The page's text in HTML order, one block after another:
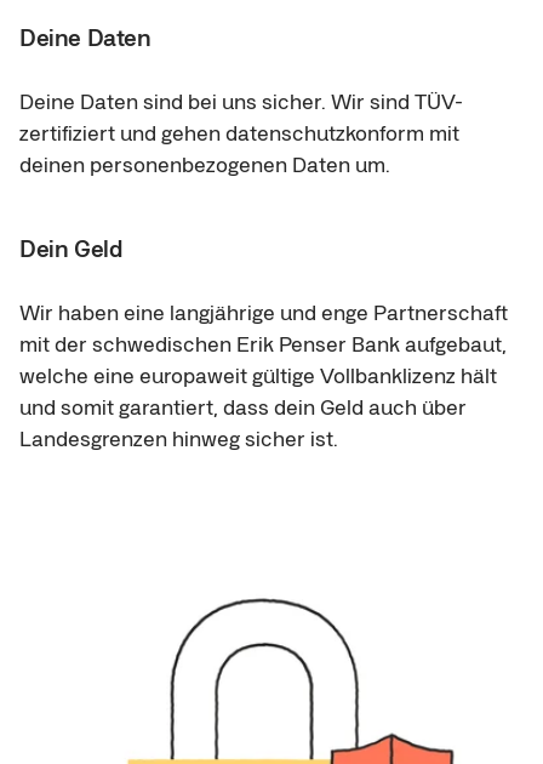
Deine Daten
Deine Daten sind bei uns sicher. Wir sind TÜV-
zertifiziert und gehen datenschutzkonform mit
deinen personenbezogenen Daten um.
Dein Geld
Wir haben eine langjährige und enge Partnerschaft
mit der schwedischen Erik Penser Bank aufgebaut,
welche eine europaweit gültige Vollbanklizenz hält
und somit garantiert, dass dein Geld auch über
Landesgrenzen hinweg sicher ist.